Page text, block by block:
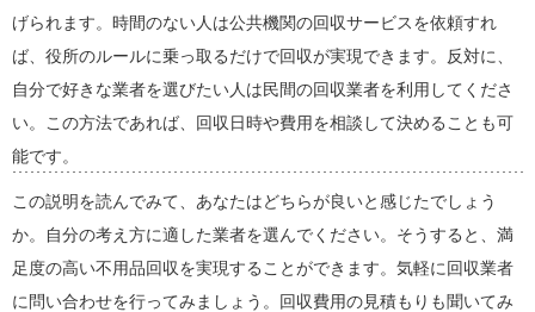
げられます。時間のない人は公共機関の回収サービスを依頼すれ
ば、役所のルールに乗っ取るだけで回収が実現できます。反対に、
自分で好きな業者を選びたい人は民間の回収業者を利用してくださ
い。この方法であれば、回収日時や費用を相談して決めることも可
能です。
この説明を読んでみて、あなたはどちらが良いと感じたでしょう
か。自分の考え方に適した業者を選んでください。そうすると、満
足度の高い不用品回収を実現することができます。気軽に回収業者
に問い合わせを行ってみましょう。回収費用の見積もりも聞いてみ